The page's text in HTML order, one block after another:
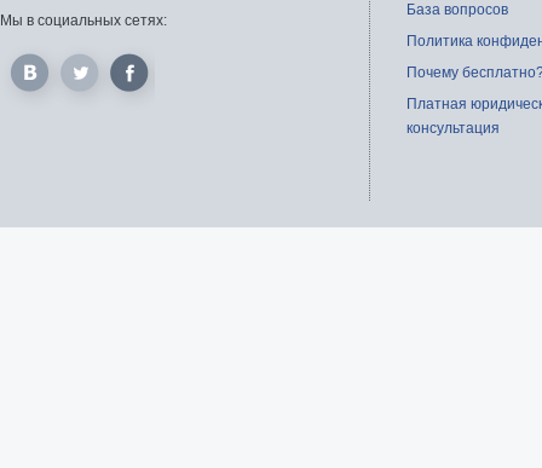
Мы в социальных сетях:
База вопросов
Политика
Почему
Платная
консультация